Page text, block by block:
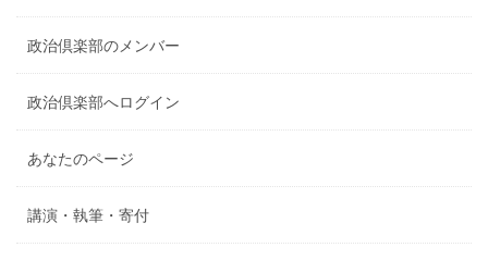
政治倶楽部のメンバー
政治倶楽部へログイン
あなたのページ
講演・執筆・寄付